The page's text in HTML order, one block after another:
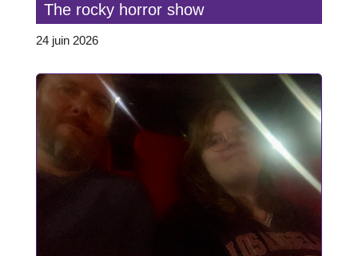
The rocky horror show
24 juin 2026